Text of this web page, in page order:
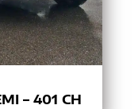
– 401 CH